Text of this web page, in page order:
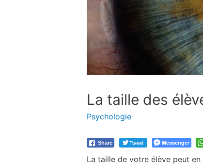
La taille des
Psychologie
Share Tweet Messenger
La taille de votre élève peut